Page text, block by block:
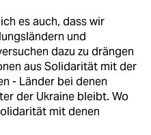
es auch, dass wir
und
dazu zu drängen
aus Solidarität mit der
- Länder bei denen
der Ukraine bleibt. Wo
mit denen